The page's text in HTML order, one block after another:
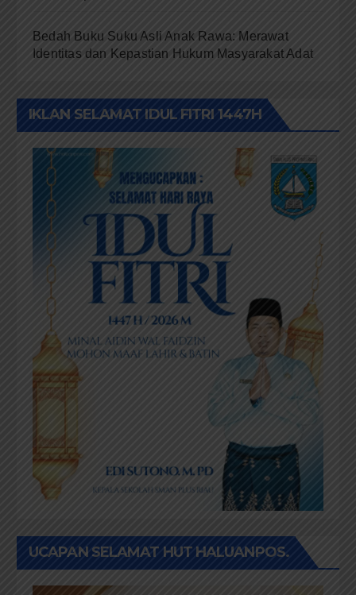
Bedah Buku Suku Asli Anak Rawa: Merawat
Identitas dan Kepastian Hukum Masyarakat Adat
IKLAN SELAMAT IDUL FITRI 1447H
UCAPAN SELAMAT HUT HALUANPOS.